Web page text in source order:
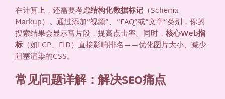
在计算上，还需要考虑结构化数据标记 （Schema
Markup）。通过添加“视频”、“FAQ”或“文章”类别，你的
搜索结果会显示富片段，提高点击率。同时，核心Web指
标 （如LCP、FID）直接影响排名——优化图片大小、减少
阻塞渲染的CSS。
常见问题详解：解决SEO痛点